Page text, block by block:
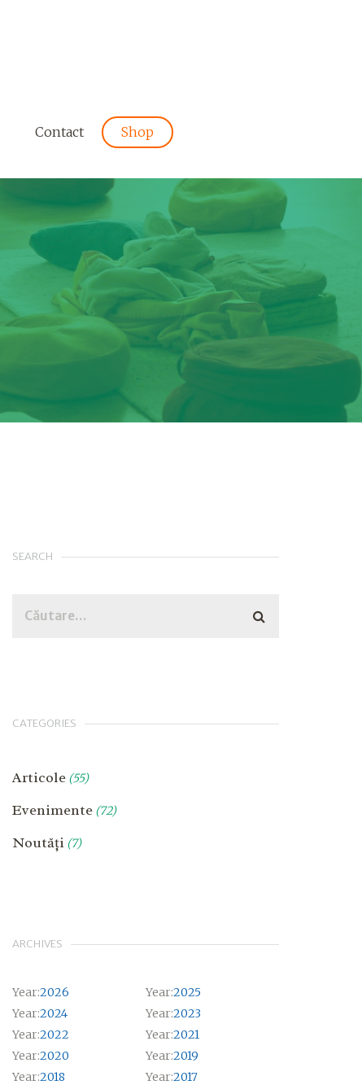
Contact Shop
SEARCH
CATEGORIES
Articole (55)
Evenimente (72)
Noutăți (7)
ARCHIVES
Year:2026 Year:2025
Year:2024 Year:2023
Year:2022 Year:2021
Year:2020 Year:2019
Year:2018 Year:2017